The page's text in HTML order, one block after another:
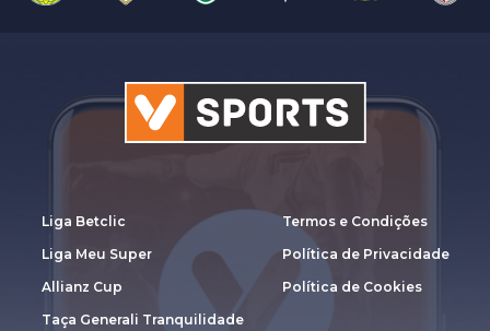
Liga Betclic
Liga Meu Super
Allianz Cup
Taça Generali Tranquilidade
Termos e Condições
Política de Privacidade
Política de Cookies